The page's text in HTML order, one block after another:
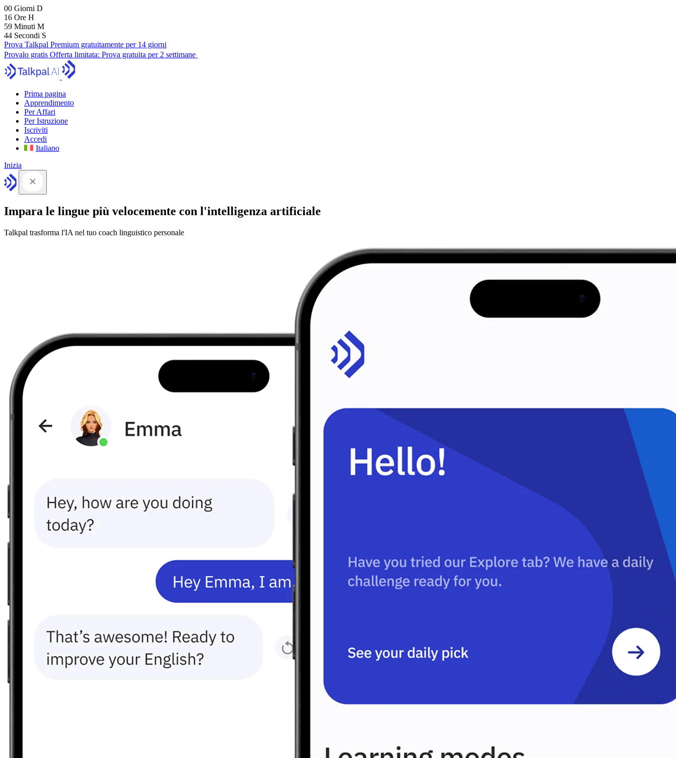
00 Giorni D
16 Ore H
59 Minuti M
43 Secondi S
Prova Talkpal Premium gratuitamente per 14 giorni
Provalo gratis Offerta limitata: Prova gratuita per 2 settimane
Prima pagina
Apprendimento
Per Affari
Per Istruzione
Iscriviti
Accedi
Italiano
Inizia
Impara le lingue più velocemente con l'intelligenza artificiale
Talkpal trasforma l'IA nel tuo coach linguistico personale